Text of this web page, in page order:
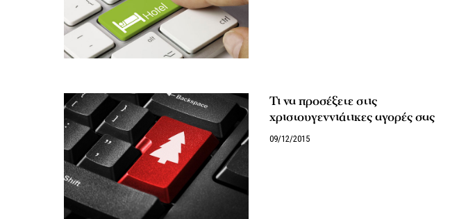
Τι να προσέξετε στις
χριστουγεννιάτικες αγορές σας
09/12/2015